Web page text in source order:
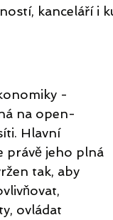
kanceláří i
-
na open-
Hlavní
právě jeho plná
tak, aby
ovládat